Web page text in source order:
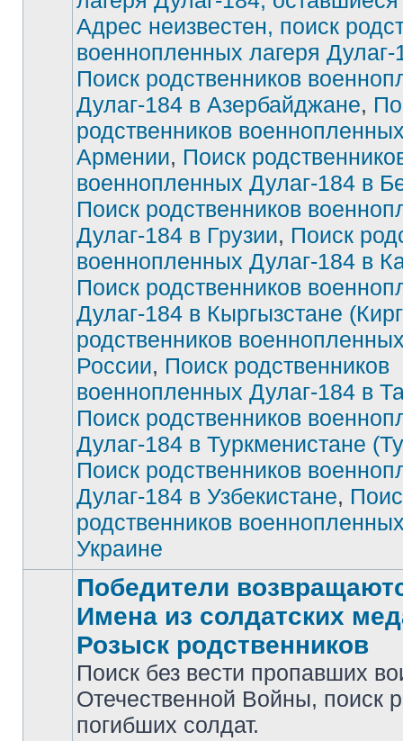
Нет
сообщений
Адрес неизвестен, поиск
военнопленных лагеря
Поиск родственников
Дулаг-184 в Азербайджане,
родственников
Армении, Поиск
военнопленных Дулаг-184 в
Поиск родственников
Дулаг-184 в Грузии, Поиск
военнопленных Дулаг-184 в
Поиск родственников
Дулаг-184 в Кыргызстане
родственников
России, Поиск родственников
военнопленных Дулаг-184 в
Поиск родственников
Дулаг-184 в Туркменистане
Поиск родственников
Дулаг-184 в Узбекистане,
родственников
Украине
Победители
Имена из солдатских
Розыск родственников
Поиск без вести пропавших
Отечественной Войны, поиск
погибших солдат.